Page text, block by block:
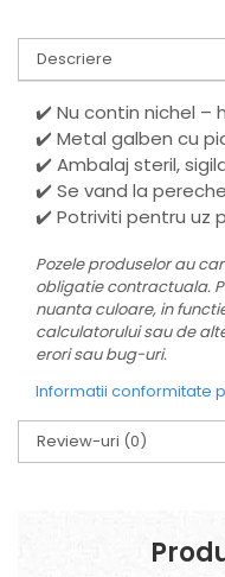
Descriere
✔️ Nu contin nichel –
✔️ Metal galben cu
✔️ Ambalaj steril,
✔️ Se vand la
✔️ Potriviti pentru uz
Pozele produselor au
obligatie contractuala.
nuanta culoare, in
calculatorului sau de
erori sau bug-uri.
Informatii conformitate
Review-uri (0)